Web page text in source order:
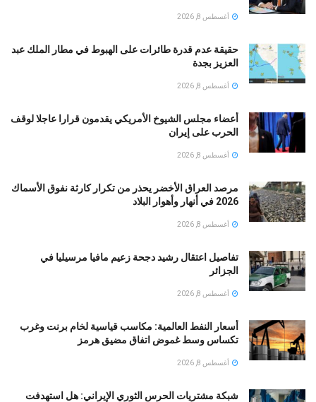
أغسطس 8, 2026
حقيقة عدم قدرة طائرات على الهبوط في مطار الملك عبد
العزيز بجدة
أغسطس 8, 2026
أعضاء مجلس الشيوخ الأمريكي يقدمون قرارا عاجلا لوقف
الحرب على إيران
أغسطس 8, 2026
مرصد العراق الأخضر يحذر من تكرار كارثة نفوق الأسماك
2026 في أنهار وأهوار البلاد
أغسطس 8, 2026
تفاصيل اعتقال رشيد دجحة زعيم مافيا مرسيليا في
الجزائر
أغسطس 8, 2026
أسعار النفط العالمية: مكاسب قياسية لخام برنت وغرب
تكساس وسط غموض اتفاق مضيق هرمز
أغسطس 8, 2026
شبكة مشتريات الحرس الثوري الإيراني: هل استهدفت